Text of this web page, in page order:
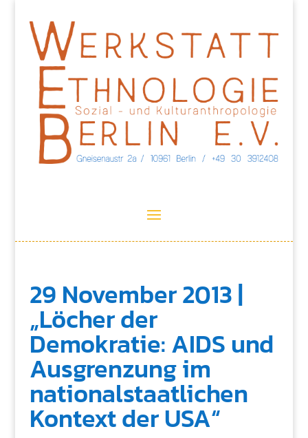
29 November 2013 |
„Löcher der
Demokratie: AIDS und
Ausgrenzung im
nationalstaatlichen
Kontext der USA“